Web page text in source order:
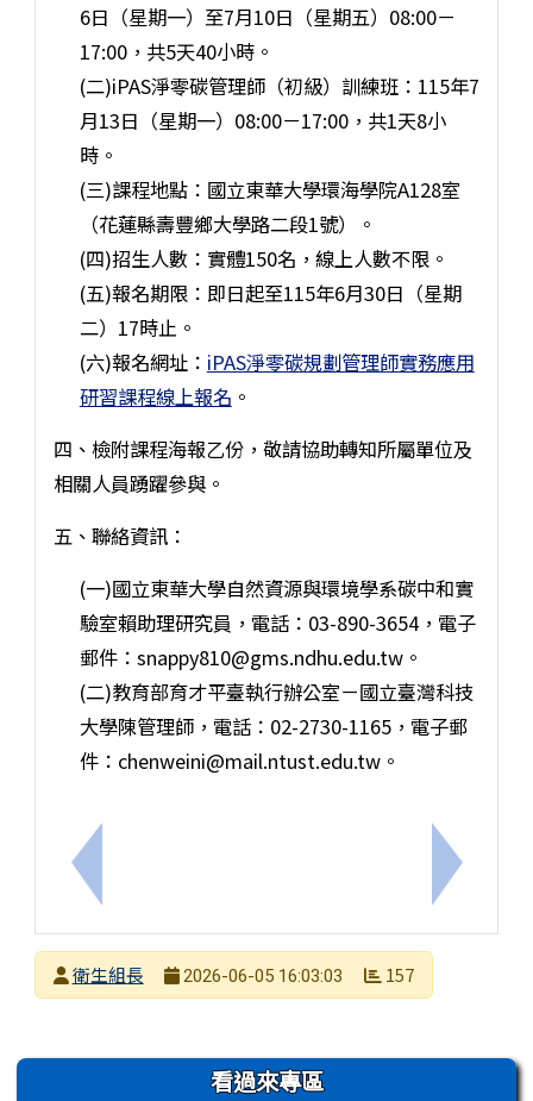
上一筆：「115年度臺南市國中小動物保護教育宣導
6日（星期一）至7月10日（星期五）08:00－
17:00，共5天40小時。
(二)iPAS淨零碳管理師（初級）訓練班：115年7
月13日（星期一）08:00－17:00，共1天8小
時。
(三)課程地點：國立東華大學環海學院A128室
（花蓮縣壽豐鄉大學路二段1號）。
(四)招生人數：實體150名，線上人數不限。
(五)報名期限：即日起至115年6月30日（星期
二）17時止。
(六)報名網址： iPAS淨零碳規劃管理師實務應用
研習課程線上報名 。
四、檢附課程海報乙份，敬請協助轉知所屬單位及
相關人員踴躍參與。
五、聯絡資訊：
(一)國立東華大學自然資源與環境學系碳中和實
驗室賴助理研究員，電話：03-890-3654，電子
郵件：snappy810@gms.ndhu.edu.tw。
(二)教育部育才平臺執行辦公室－國立臺灣科技
大學陳管理師，電話：02-2730-1165，電子郵
件：chenweini@mail.ntust.edu.tw。
下一筆：
發布者
衛生組長
2026-06-05 16:03:03 157
左邊區域內容 看過來專區